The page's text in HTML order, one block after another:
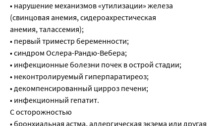
• нарушение механизмов «утилизации» железа
(свинцовая анемия, сидероахрестическая
анемия, талассемия);
• первый триместр беременности;
• синдром Ослера-Рандю-Вебера;
• инфекционные болезни почек в острой стадии;
• неконтролируемый гиперпаратиреоз;
• декомпенсированный цирроз печени;
• инфекционный гепатит.
С осторожностью
• бронхиальная астма, аллергическая экзема или другая